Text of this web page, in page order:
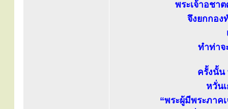
พระเจ้าอชา
จึงยกกอง
ทำท่าจ
ครั้งนั้
หวั่น
“พระผู้มีพระภาค